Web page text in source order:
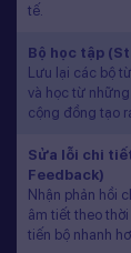
tế.
Bộ học tập
Lưu lại các bộ
và học từ
cộng đồng tạo
Sửa lỗi chi
Feedback)
Nhận phản hồi
âm tiết theo
tiến bộ nhanh